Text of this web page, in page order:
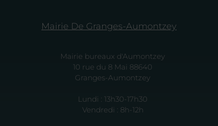
Mairie De Granges-Aumontzey
Mairie bureaux d'Aumontzey
10 rue du 8 Mai 88640
Granges-Aumontzey
Lundi : 13h30-17h30
Vendredi : 8h-12h